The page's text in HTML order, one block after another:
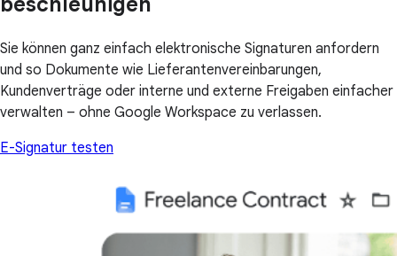
Sie können ganz einfach elektronische Signaturen anfordern
und so Dokumente wie Lieferantenvereinbarungen,
Kundenverträge oder interne und externe Freigaben einfacher
verwalten – ohne Google Workspace zu verlassen.
E-Signatur testen